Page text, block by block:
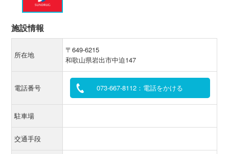
施設情報
所在地
〒649-6215
和歌山県岩出市中迫147
電話番号 073-667-8112：電話をかける
駐車場
交通手段